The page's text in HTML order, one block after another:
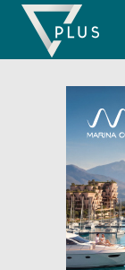
Skip
content